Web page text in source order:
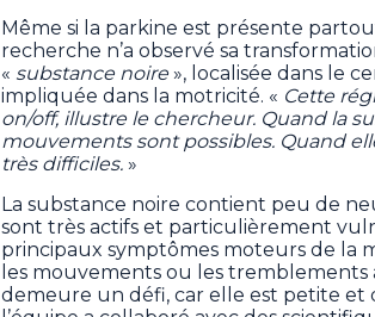
Même si la parkine est présente
recherche n’a observé sa
« substance noire», localisée dans le
impliquée dans la motricité. « Cette
on/off, illustre le chercheur. Quand la
mouvements sont possibles. Quand
très difficiles. »
La substance noire contient peu de
sont très actifs et particulièrement
principaux symptômes moteurs de la
les mouvements ou les
demeure un défi, car elle est petite et